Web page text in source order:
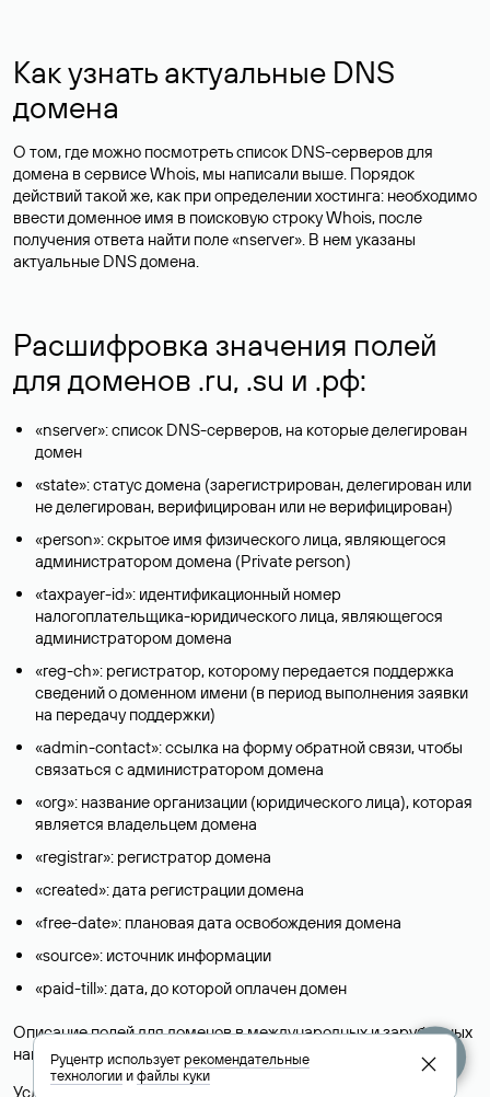
Как узнать актуальные DNS
домена
О том, где можно посмотреть список DNS-серверов для
домена в сервисе Whois, мы написали выше. Порядок
действий такой же, как при определении хостинга: необходимо
ввести доменное имя в поисковую строку Whois, после
получения ответа найти поле «nserver». В нем указаны
актуальные DNS домена.
Расшифровка значения полей
для доменов .ru, .su и .рф:
«nserver»: список DNS-серверов, на которые делегирован
домен
«state»: статус домена (зарегистрирован, делегирован или
не делегирован, верифицирован или не верифицирован)
«person»: скрытое имя физического лица, являющегося
администратором домена (Privatе person)
«taxpayer-id»: идентификационный номер
налогоплательщика-юридического лица, являющегося
администратором домена
«reg-ch»: регистратор, которому передается поддержка
сведений о доменном имени (в период выполнения заявки
на передачу поддержки)
«admin-contact»: ссылка на форму обратной связи, чтобы
связаться с администратором домена
«org»: название организации (юридического лица), которая
является владельцем домена
«registrar»: регистратор домена
«created»: дата регистрации домена
«free-date»: плановая дата освобождения домена
«source»: источник информации
«paid-till»: дата, до которой оплачен домен
Описание полей для доменов в международных и зарубежных
национальных доменах представлены в разделе «
Помощь
Условия использования Whois-сервиса
Руцентр используетрекомендательные
технологииифайлы куки